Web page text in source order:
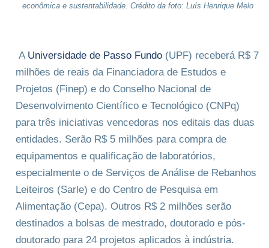
econômica e sustentabilidade. Crédito da foto: Luís Henrique Melo
A Universidade de Passo Fundo (UPF) receberá R$ 7
milhões de reais da Financiadora de Estudos e
Projetos (Finep) e do Conselho Nacional de
Desenvolvimento Científico e Tecnológico (CNPq)
para três iniciativas vencedoras nos editais das duas
entidades. Serão R$ 5 milhões para compra de
equipamentos e qualificação de laboratórios,
especialmente o de Serviços de Análise de Rebanhos
Leiteiros (Sarle) e do Centro de Pesquisa em
Alimentação (Cepa). Outros R$ 2 milhões serão
destinados a bolsas de mestrado, doutorado e pós-
doutorado para 24 projetos aplicados à indústria.